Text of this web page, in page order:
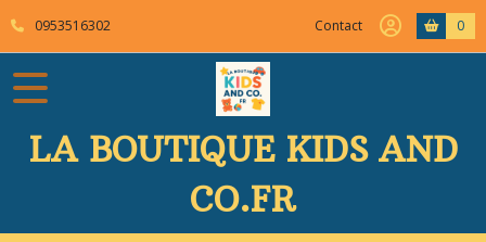
0953516302 Contact 0
LA BOUTIQUE KIDS AND
CO.FR